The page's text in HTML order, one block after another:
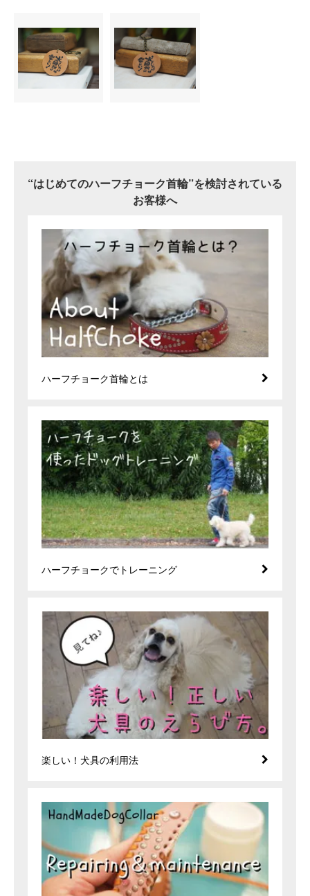
“はじめてのハーフチョーク首輪”を検討されている
お客様へ
ハーフチョーク首輪とは
ハーフチョークでトレーニング
楽しい！犬具の利用法